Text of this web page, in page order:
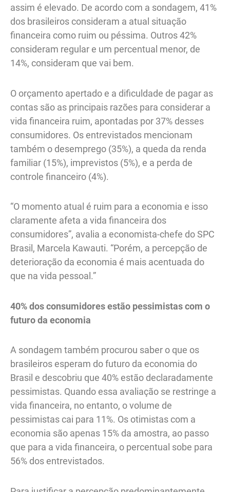
assim é elevado. De acordo com a sondagem, 41%
dos brasileiros consideram a atual situação
financeira como ruim ou péssima. Outros 42%
consideram regular e um percentual menor, de
14%, consideram que vai bem.
O orçamento apertado e a dificuldade de pagar as
contas são as principais razões para considerar a
vida financeira ruim, apontadas por 37% desses
consumidores. Os entrevistados mencionam
também o desemprego (35%), a queda da renda
familiar (15%), imprevistos (5%), e a perda de
controle financeiro (4%).
“O momento atual é ruim para a economia e isso
claramente afeta a vida financeira dos
consumidores”, avalia a economista-chefe do SPC
Brasil, Marcela Kawauti. “Porém, a percepção de
deterioração da economia é mais acentuada do
que na vida pessoal.”
40% dos consumidores estão pessimistas com o
futuro da economia
A sondagem também procurou saber o que os
brasileiros esperam do futuro da economia do
Brasil e descobriu que 40% estão declaradamente
pessimistas. Quando essa avaliação se restringe a
vida financeira, no entanto, o volume de
pessimistas cai para 11%. Os otimistas com a
economia são apenas 15% da amostra, ao passo
que para a vida financeira, o percentual sobe para
56% dos entrevistados.